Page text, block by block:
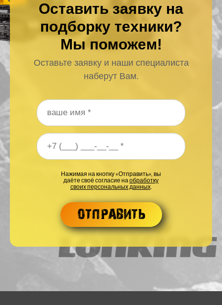
Оставить заявку на
подборку техники?
Мы поможем!
Оставьте заявку и наши специалиста
наберут Вам.
Ваше имя*
Ваш номер телефона*
Нажимая на кнопку «Отправить», вы
даёте своё согласие наобработку
своих персональных данных.